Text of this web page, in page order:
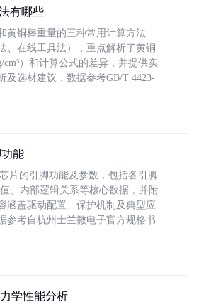
有哪些
黄铜棒重量的三种常用计算方法
、在线工具法），重点解析了黄铜
cm³）和计算公式的差异，并提供实
及选材建议，数据参考GB/T 4423-
能
片的引脚功能及参数，包括各引脚
、内部逻辑关系等核心数据，并附
涵盖驱动配置、保护机制及典型应
参考自杭州士兰微电子官方规格书
学性能分析